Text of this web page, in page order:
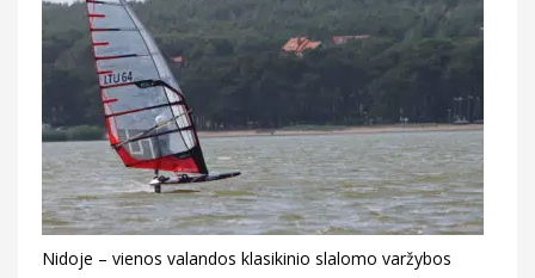
Nidoje – vienos valandos klasikinio slalomo varžybos